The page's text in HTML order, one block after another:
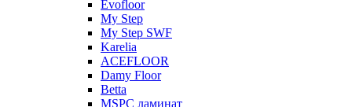
Evofloor
My Step
My Step SWF
Karelia
ACEFLOOR
Damy Floor
Betta
MSPC ламинат